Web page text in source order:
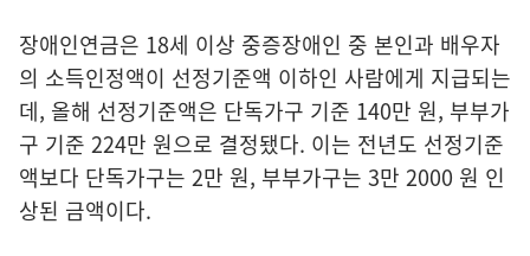
장애인연금은 18세 이상 중증장애인 중 본인과 배우자
의 소득인정액이 선정기준액 이하인 사람에게 지급되는
데, 올해 선정기준액은 단독가구 기준 140만 원, 부부가
구 기준 224만 원으로 결정됐다. 이는 전년도 선정기준
액보다 단독가구는 2만 원, 부부가구는 3만 2000 원 인
상된 금액이다.